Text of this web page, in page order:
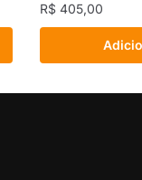
R$ 405,00